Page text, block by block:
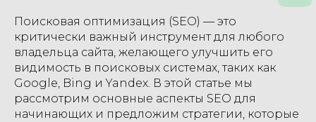
Поисковая оптимизация (SEO) — это
критически важный инструмент для любого
владельца сайта, желающего улучшить его
видимость в поисковых системах, таких как
Google, Bing и Yandex. В этой статье мы
рассмотрим основные аспекты SEO для
начинающих и предложим стратегии, которые